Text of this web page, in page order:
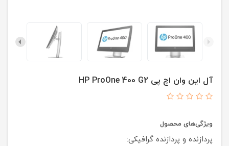
آل این وان اچ پی HP ProOne 400 G2
ویژگی‌های محصول
پردازنده و پردازنده گرافیکی: